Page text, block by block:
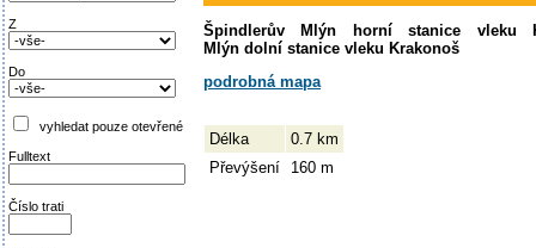
Z
Do
vyhledat pouze otevřené
Fulltext
Číslo trati
Špindlerův Mlýn horní stanice vleku
Mlýn dolní stanice vleku Krakonoš
podrobná mapa
Délka
0.7 km
Převýšení
160 m